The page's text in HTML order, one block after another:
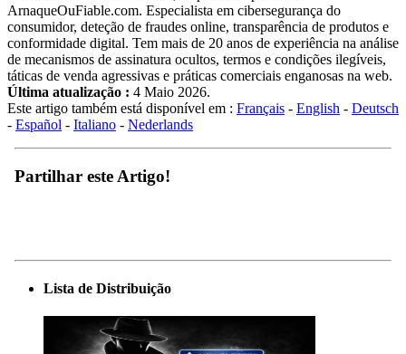
ArnaqueOuFiable.com. Especialista em cibersegurança do
consumidor, deteção de fraudes online, transparência de produtos e
conformidade digital. Tem mais de 20 anos de experiência na análise
de mecanismos de assinatura ocultos, termos e condições ilegíveis,
táticas de venda agressivas e práticas comerciais enganosas na web.
Última atualização : 4 Maio 2026.
Este artigo também está disponível em : Français - English - Deutsch
- Español - Italiano - Nederlands
Partilhar este Artigo!
Lista de Distribuição